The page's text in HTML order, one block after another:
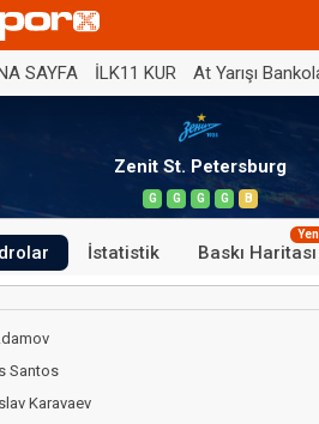
SAYFA İLK11 KUR At Yarışı
Zenit St. Petersburg
G G G G B
İstatistik Baskı Haritası
Santos
Karavaev